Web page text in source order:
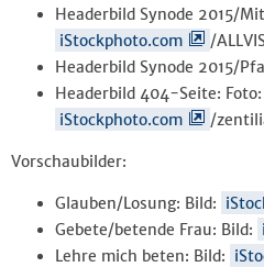
Headerbild Synode 2015/
iStockphoto.com
/
Headerbild Synode 2015/
Headerbild 404-Seite: Foto:
iStockphoto.com
/
Vorschaubilder:
Glauben/Losung: Bild:
Gebete/betende Frau: Bild:
Lehre mich beten: Bild: